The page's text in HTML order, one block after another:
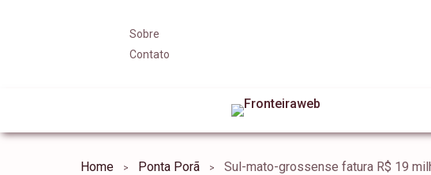
Sobre
Contato
Home Ponta Porã